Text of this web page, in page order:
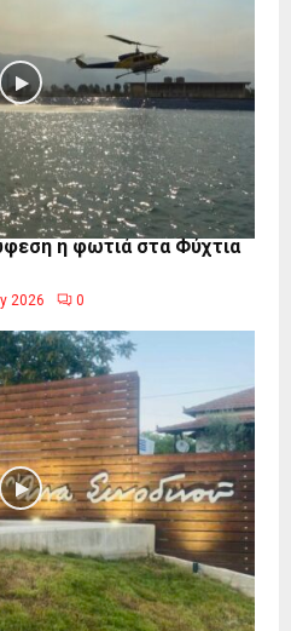
η φωτιά στα Φύχτια
2026 0